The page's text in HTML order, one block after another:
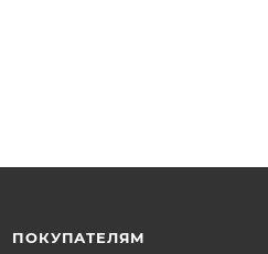
отделка:придаёт
ПОКУПАТЕЛЯМ